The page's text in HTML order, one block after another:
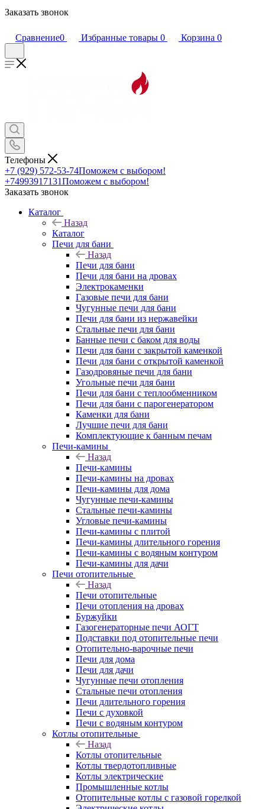
Заказать звонок
Сравнение0 Избранные товары 0 Корзина 0
Телефоны
+7 (929) 572-53-74Поможем с выбором!
+74993917131Поможем с выбором!
Заказать звонок
Каталог
Назад
Каталог
Печи для бани
Назад
Печи для бани
Печи для бани на дровах
Электрокаменки
Газовые печи для бани
Чугунные печи для бани
Печи для бани из нержавейки
Стальные печи для бани
Банные печи с баком для воды
Печи для бани с закрытой каменкой
Печи для бани с открытой каменкой
Газодровяные печи для бани
Угольные печи для бани
Печи для бани с теплообменником
Печи для бани с парогенератором
Каменки для бани
Лучшие печи для бани
Комплектующие к банным печам
Печи-камины
Назад
Печи-камины
Печи-камины на дровах
Печи-камины для дома
Чугунные печи-камины
Стальные печи-камины
Угловые печи-камины
Печи-камины с плитой
Печи-камины длительного горения
Печи-камины с водяным контуром
Печи-камины для дачи
Печи отопительные
Назад
Печи отопительные
Печи отопления на дровах
Буржуйки
Газогенераторные печи АОГТ
Подставки под отопительные печи
Отопительно-варочные печи
Печи для дома
Печи для дачи
Чугунные печи отопления
Стальные печи отопления
Печи длительного горения
Печи с духовкой
Печи с водяным контуром
Котлы отопительные
Назад
Котлы отопительные
Котлы твердотопливные
Котлы электрические
Промышленные котлы
Отопительные котлы с газовой горелкой